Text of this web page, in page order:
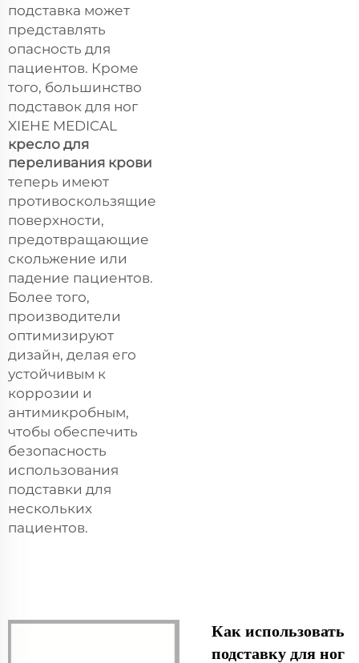
подставка может
представлять
опасность для
пациентов. Кроме
того, большинство
подставок для ног
XIEHE MEDICAL
кресло для
переливания крови
теперь имеют
противоскользящие
поверхности,
предотвращающие
скольжение или
падение пациентов.
Более того,
производители
оптимизируют
дизайн, делая его
устойчивым к
коррозии и
антимикробным,
чтобы обеспечить
безопасность
использования
подставки для
нескольких
пациентов.
Как использовать
подставку для ног